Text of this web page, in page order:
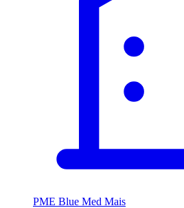
PME Blue Med Mais